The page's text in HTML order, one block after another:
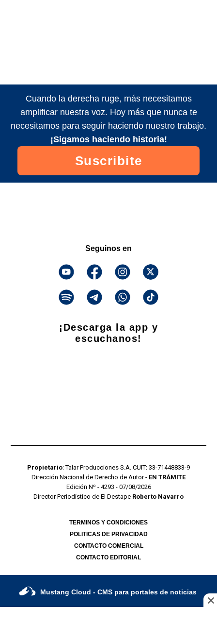
Cuando la derecha ruge, más necesitamos
amplificar nuestra voz. Hoy más que nunca te
necesitamos para seguir haciendo nuestro trabajo.
¡Sigamos haciendo historia!
Suscribite
Seguinos en
¡Descarga la app y
escuchanos!
Propietario: Talar Producciones S.A. CUIT: 33-71448833-9
Dirección Nacional de Derecho de Autor - EN TRÁMITE
Edición Nº - 4293 - 07/08/2026
Director Periodístico de El Destape Roberto Navarro
TERMINOS Y CONDICIONES
POLITICAS DE PRIVACIDAD
CONTACTO COMERCIAL
CONTACTO EDITORIAL
Mustang Cloud - CMS para portales de noticias